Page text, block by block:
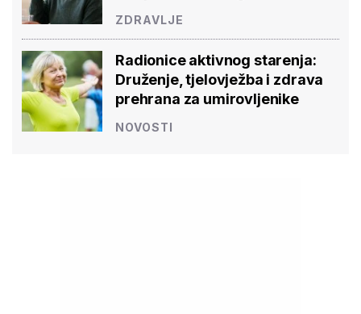
ZDRAVLJE
Radionice aktivnog starenja:
Druženje, tjelovježba i zdrava
prehrana za umirovljenike
NOVOSTI